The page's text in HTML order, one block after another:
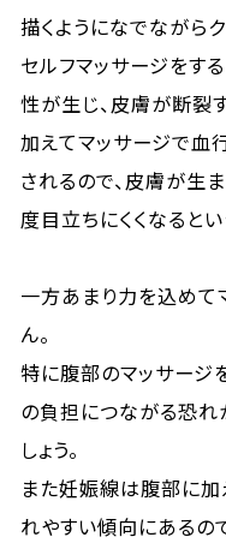
描くようになでながら
セルフマッサージをす
性が生じ、皮膚が断裂
加えてマッサージで血
されるので、皮膚が生
度目立ちにくくなると
一方あまり力を込めて
ん。
特に腹部のマッサージ
の負担につながる恐れ
しょう。
また妊娠線は腹部に加
れやすい傾向にあるの